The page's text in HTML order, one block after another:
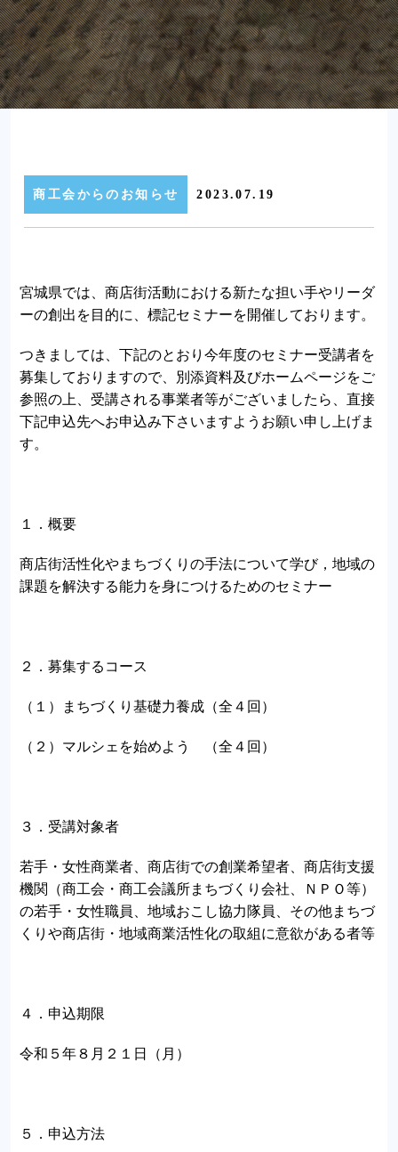
商工会からのお知らせ 2023.07.19
宮城県では、商店街活動における新たな担い手やリーダ
ーの創出を目的に、標記セミナーを開催しております。
つきましては、下記のとおり今年度のセミナー受講者を
募集しておりますので、別添資料及びホームページをご
参照の上、受講される事業者等がございましたら、直接
下記申込先へお申込み下さいますようお願い申し上げま
す。
１．概要
商店街活性化やまちづくりの手法について学び，地域の
課題を解決する能力を身につけるためのセミナー
２．募集するコース
（１）まちづくり基礎力養成（全４回）
（２）マルシェを始めよう （全４回）
３．受講対象者
若手・女性商業者、商店街での創業希望者、商店街支援
機関（商工会・商工会議所まちづくり会社、ＮＰＯ等）
の若手・女性職員、地域おこし協力隊員、その他まちづ
くりや商店街・地域商業活性化の取組に意欲がある者等
４．申込期限
令和５年８月２１日（月）
５．申込方法